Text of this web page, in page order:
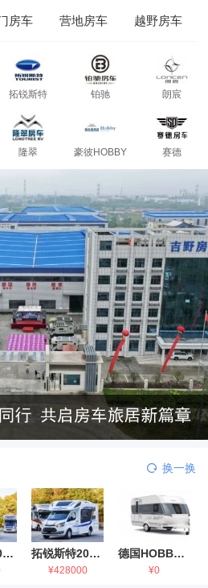
房车 营地房车 越野房车
拓锐斯特 铂驰 朗宸
隆翠 豪彼HOBBY 赛德
换一换
拓锐斯特2021款进口依维柯房车 拓锐斯特2021款 福特T型锐典版房车
¥428000
德国HOBBY拖挂房车豪华版
¥0